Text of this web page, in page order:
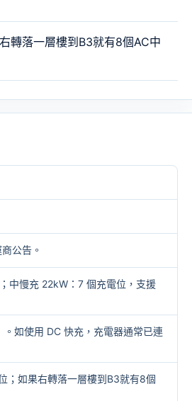
轉落一層樓到B3就有8個AC中
公告。
中慢充 22kW：7 個充電位，支援
。如使用 DC 快充，充電器通常已連
；如果右轉落一層樓到B3就有8個